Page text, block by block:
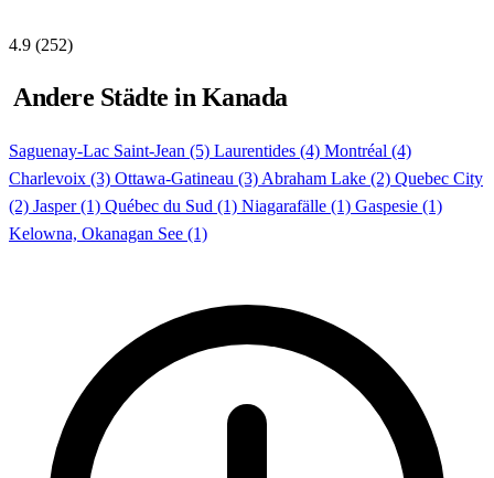
4.9 (252)
Andere Städte in Kanada
Saguenay-Lac Saint-Jean (5) Laurentides (4) Montréal (4)
Charlevoix (3) Ottawa-Gatineau (3) Abraham Lake (2) Quebec City
(2) Jasper (1) Québec du Sud (1) Niagarafälle (1) Gaspesie (1)
Kelowna, Okanagan See (1)